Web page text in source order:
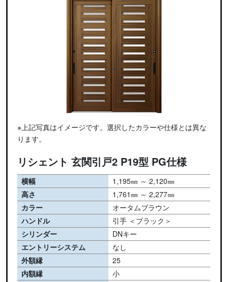
※上記写真はイメージです。選択したカラーや仕様とは異な
ります。
リシェント 玄関引戸2 P19型 PG仕様
横幅
1,195㎜ ～ 2,120㎜
高さ
1,761㎜ ～ 2,277㎜
カラー
オータムブラウン
ハンドル
引手 ＜ブラック＞
シリンダー
DNキー
エントリーシステム
なし
外額縁
25
内額縁
小